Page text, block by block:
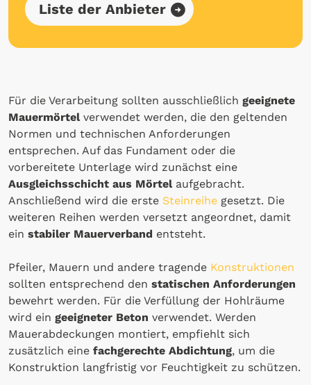
Liste der Anbieter
Für die Verarbeitung sollten ausschließlich geeignete
Mauermörtelverwendet werden, die den geltenden
Normen und technischen Anforderungen
entsprechen. Auf das Fundament oder die
vorbereitete Unterlage wird zunächst eine
Ausgleichsschicht aus Mörtelaufgebracht.
Anschließend wird die erste Steinreihe gesetzt. Die
weiteren Reihen werden versetzt angeordnet, damit
ein stabiler Mauerverband entsteht.
Pfeiler, Mauern und andere tragende Konstruktionen
sollten entsprechend den statischen Anforderungen
bewehrt werden. Für die Verfüllung der Hohlräume
wird ein geeigneter Beton verwendet. Werden
Mauerabdeckungen montiert, empfiehlt sich
zusätzlich eine fachgerechte Abdichtung, um die
Konstruktion langfristig vor Feuchtigkeit zu schützen.